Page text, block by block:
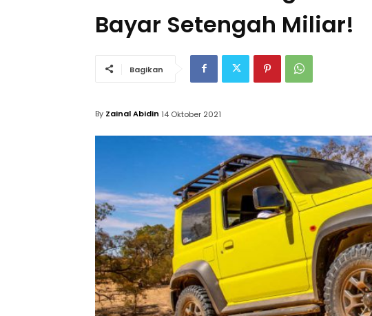
Bayar Setengah Miliar!
Bagikan
By Zainal Abidin 14 Oktober 2021